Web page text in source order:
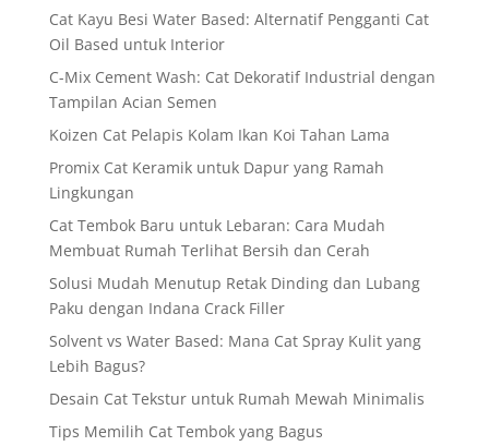
Cat Kayu Besi Water Based: Alternatif Pengganti Cat
Oil Based untuk Interior
C-Mix Cement Wash: Cat Dekoratif Industrial dengan
Tampilan Acian Semen
Koizen Cat Pelapis Kolam Ikan Koi Tahan Lama
Promix Cat Keramik untuk Dapur yang Ramah
Lingkungan
Cat Tembok Baru untuk Lebaran: Cara Mudah
Membuat Rumah Terlihat Bersih dan Cerah
Solusi Mudah Menutup Retak Dinding dan Lubang
Paku dengan Indana Crack Filler
Solvent vs Water Based: Mana Cat Spray Kulit yang
Lebih Bagus?
Desain Cat Tekstur untuk Rumah Mewah Minimalis
Tips Memilih Cat Tembok yang Bagus